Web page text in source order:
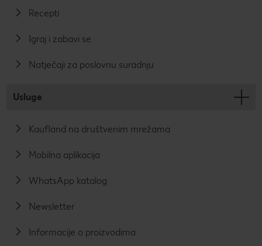
Recepti
Igraj i zabavi se
Natječaji za poslovnu suradnju
Usluge
Kaufland na društvenim mrežama
Mobilna aplikacija
WhatsApp katalog
Newsletter
Informacije o proizvodima